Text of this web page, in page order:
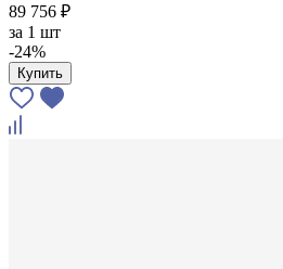
89 756 ₽
за 1 шт
-24%
Купить